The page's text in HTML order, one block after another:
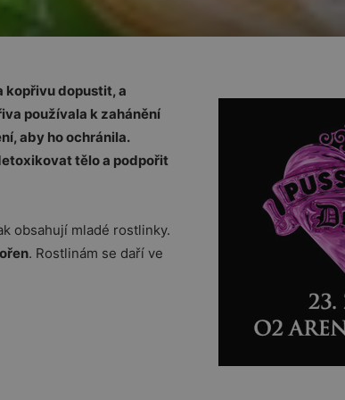
kopřivu dopustit, a
používala k zahánění
aby ho ochránila.
tělo a podpořit
obsahují mladé rostlinky.
. Rostlinám se daří ve